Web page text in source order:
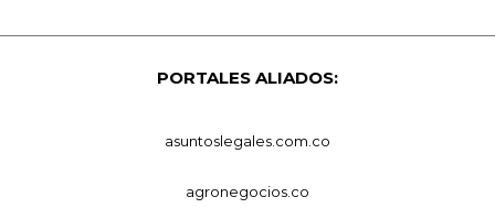
PORTALES ALIADOS:
asuntoslegales.com.co
agronegocios.co